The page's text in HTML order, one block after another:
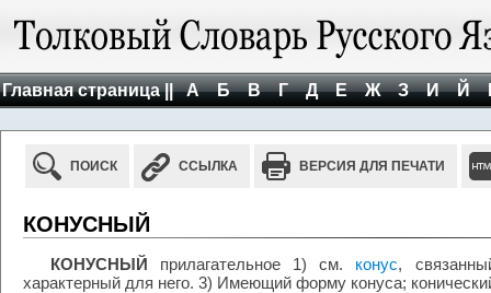
Главная страница || А Б В Г Д Е Ж З И Й
ПОИСК ССЫЛКА ВЕРСИЯ ДЛЯ ПЕЧАТИ
КОНУСНЫЙ
КОНУСНЫЙ прилагательное 1) см. конус,
характерный для него. 3) Имеющий форму конуса;